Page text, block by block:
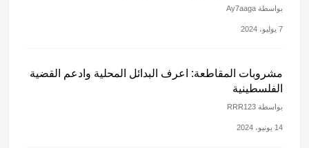
بواسطة Ay7aaga
7 يوليو، 2024
مشروبات المقاطعة: اعرف البدائل المحلية وادعم القضية
الفلسطينية
بواسطة RRR123
14 يونيو، 2024